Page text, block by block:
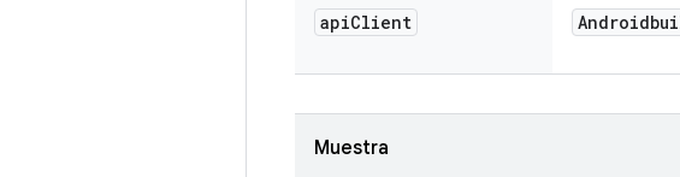
apiClient
Muestra